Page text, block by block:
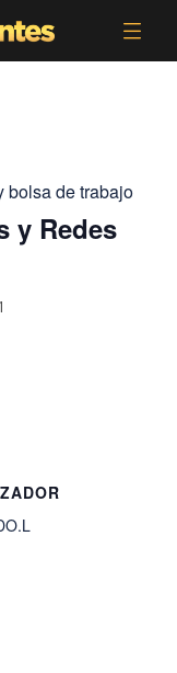
bolsa de trabajo
y Redes